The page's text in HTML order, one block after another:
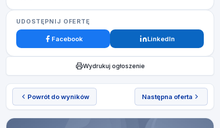
Powrót do wyników Następna oferta
UDOSTĘPNIJ OFERTĘ
Facebook LinkedIn
Wydrukuj ogłoszenie